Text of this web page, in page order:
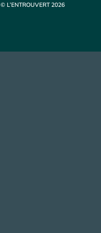
© L’ENTROUVERT 2026